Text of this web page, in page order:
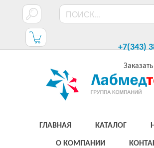
+7(343)
ГЛАВНАЯ КАТАЛОГ
О КОМПАНИИ